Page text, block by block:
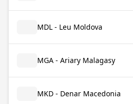
MDL - Leu Moldova
MGA - Ariary Malagasy
MKD - Denar Macedonia